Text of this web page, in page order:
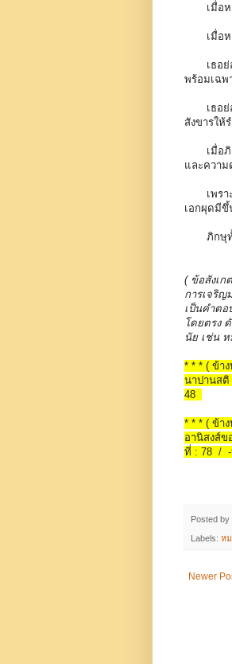
เมื่อ
เมื่อ
เธอ
พร้อมเฉพ
เธอ
สังขารให้
เมื่อ
และความ
เพร
เอกผุดมีขึ้
ภิกษุ
( ข้อสังเก
การเจริญ
เป็นคำตอ
โดยตรง
นัย เช่น
* * * ( ข้า
นาปานส
48
* * * ( ข้า
อานิสงส์
ที่ : 78 / -
Posted by
Labels: ห
Newer